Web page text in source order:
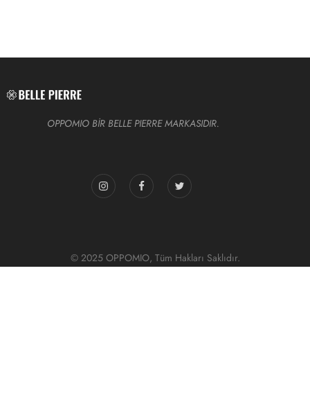
OPPOMIO BİR BELLE PIERRE MARKASIDIR.
© 2025 OPPOMIO, Tüm Hakları Saklıdır.